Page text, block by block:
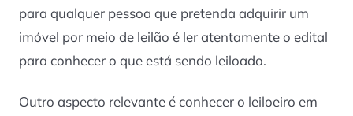
para qualquer pessoa que pretenda adquirir um
imóvel por meio de leilão é ler atentamente o edital
para conhecer o que está sendo leiloado.
Outro aspecto relevante é conhecer o leiloeiro em